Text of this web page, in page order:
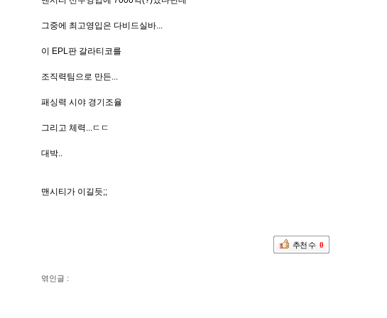
그중에 최고영입은 다비드실바...
이 EPL판 갈라티코를
조직력팀으로 만든...
패싱력 시야 경기조율
그리고 체력...ㄷㄷ
대박..
맨시티가 이길듯;;
추천 수 0
엮인글 :